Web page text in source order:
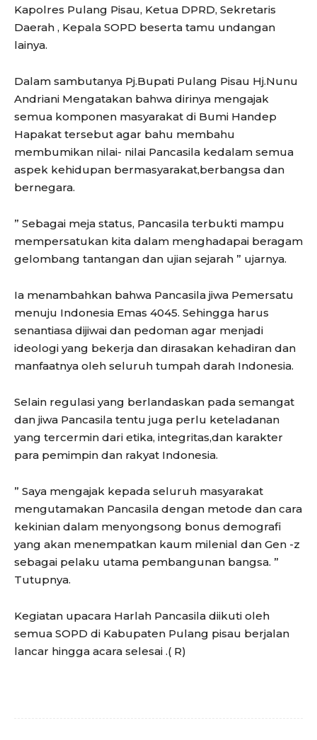
Kapolres Pulang Pisau, Ketua DPRD, Sekretaris
Daerah , Kepala SOPD beserta tamu undangan
lainya.
Dalam sambutanya Pj.Bupati Pulang Pisau Hj.Nunu
Andriani Mengatakan bahwa dirinya mengajak
semua komponen masyarakat di Bumi Handep
Hapakat tersebut agar bahu membahu
membumikan nilai- nilai Pancasila kedalam semua
aspek kehidupan bermasyarakat,berbangsa dan
bernegara.
” Sebagai meja status, Pancasila terbukti mampu
mempersatukan kita dalam menghadapai beragam
gelombang tantangan dan ujian sejarah ” ujarnya.
Ia menambahkan bahwa Pancasila jiwa Pemersatu
menuju Indonesia Emas 4045. Sehingga harus
senantiasa dijiwai dan pedoman agar menjadi
ideologi yang bekerja dan dirasakan kehadiran dan
manfaatnya oleh seluruh tumpah darah Indonesia.
Selain regulasi yang berlandaskan pada semangat
dan jiwa Pancasila tentu juga perlu keteladanan
yang tercermin dari etika, integritas,dan karakter
para pemimpin dan rakyat Indonesia.
” Saya mengajak kepada seluruh masyarakat
mengutamakan Pancasila dengan metode dan cara
kekinian dalam menyongsong bonus demografi
yang akan menempatkan kaum milenial dan Gen -z
sebagai pelaku utama pembangunan bangsa. ”
Tutupnya.
Kegiatan upacara Harlah Pancasila diikuti oleh
semua SOPD di Kabupaten Pulang pisau berjalan
lancar hingga acara selesai .( R)